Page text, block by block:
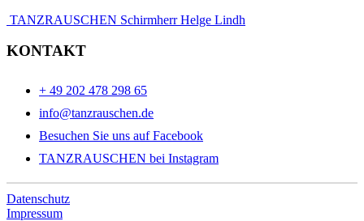
TANZRAUSCHEN Schirmherr Helge Lindh
KONTAKT
+ 49 202 478 298 65
info@tanzrauschen.de
Besuchen Sie uns auf Facebook
TANZRAUSCHEN bei Instagram
Datenschutz
Impressum